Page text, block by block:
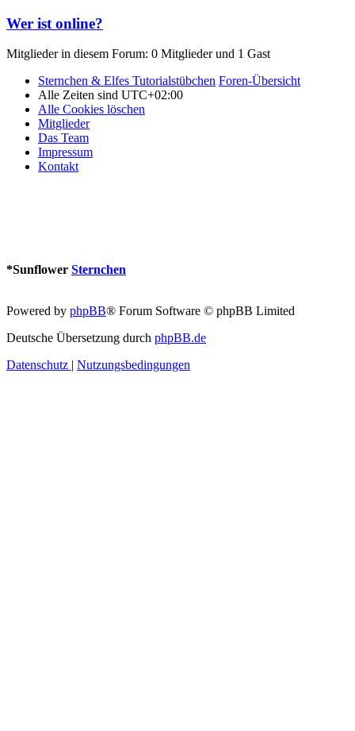
Wer ist online?
Mitglieder in diesem Forum: 0 Mitglieder und 1 Gast
Sternchen & Elfes Tutorialstübchen Foren-Übersicht
Alle Zeiten sind UTC+02:00
Alle Cookies löschen
Mitglieder
Das Team
Impressum
Kontakt
*Sunflower Sternchen
Powered by phpBB® Forum Software © phpBB Limited
Deutsche Übersetzung durch phpBB.de
Datenschutz | Nutzungsbedingungen